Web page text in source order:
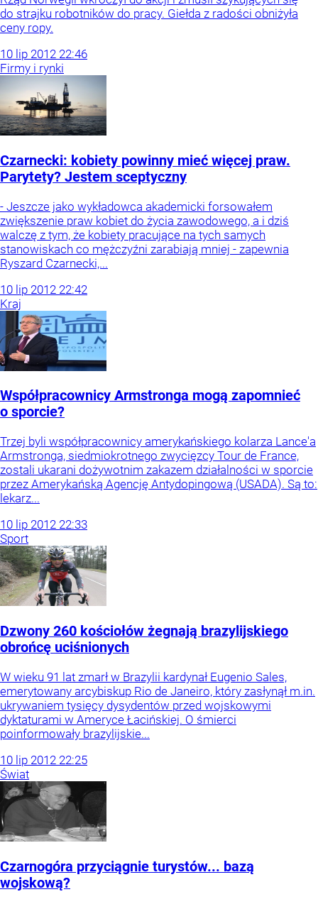
do strajku robotników do pracy. Giełda z radości obniżyła
ceny ropy.
10 lip 2012 22:46
Firmy i rynki
Czarnecki: kobiety powinny mieć więcej praw.
Parytety? Jestem sceptyczny
- Jeszcze jako wykładowca akademicki forsowałem
zwiększenie praw kobiet do życia zawodowego, a i dziś
walczę z tym, że kobiety pracujące na tych samych
stanowiskach co mężczyźni zarabiają mniej - zapewnia
Ryszard Czarnecki,...
10 lip 2012 22:42
Kraj
Współpracownicy Armstronga mogą zapomnieć
o sporcie?
Trzej byli współpracownicy amerykańskiego kolarza Lance'a
Armstronga, siedmiokrotnego zwycięzcy Tour de France,
zostali ukarani dożywotnim zakazem działalności w sporcie
przez Amerykańską Agencję Antydopingową (USADA). Są to:
lekarz...
10 lip 2012 22:33
Sport
Dzwony 260 kościołów żegnają brazylijskiego
obrońcę uciśnionych
W wieku 91 lat zmarł w Brazylii kardynał Eugenio Sales,
emerytowany arcybiskup Rio de Janeiro, który zasłynął m.in.
ukrywaniem tysięcy dysydentów przed wojskowymi
dyktaturami w Ameryce Łacińskiej. O śmierci
poinformowały brazylijskie...
10 lip 2012 22:25
Świat
Czarnogóra przyciągnie turystów... bazą
wojskową?